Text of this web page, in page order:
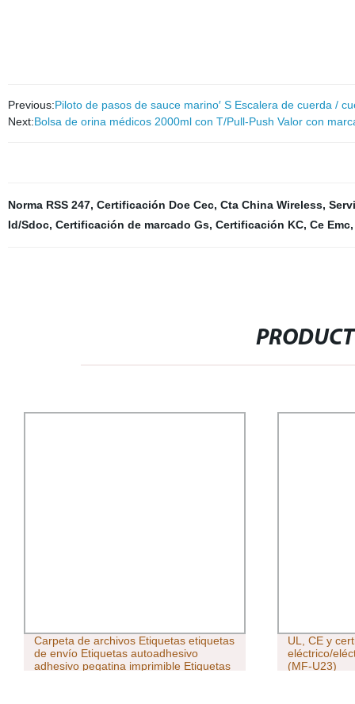
Previous:Piloto de pasos de sauce marino′ S Escalera de cuerda /
Next:Bolsa de orina médicos 2000ml con T/Pull-Push Valor con
Norma RSS 247, Certificación Doe Cec, Cta China Wireless,
Id/Sdoc, Certificación de marcado Gs, Certificación KC, Ce Emc
UL, CE y certificación GS hogar
eléctrico/eléctrico chimenea Mantel
(MF-U23)
L Tamaño
con CE,